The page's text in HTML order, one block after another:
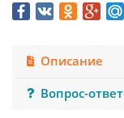
Описание
Вопрос-ответ